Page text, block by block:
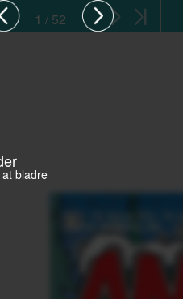
bladre
1 / 52